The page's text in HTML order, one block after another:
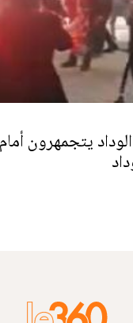
الوداد يتجمهرون